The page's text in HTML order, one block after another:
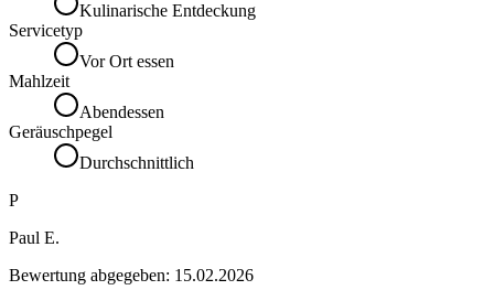
Kulinarische Entdeckung
Servicetyp
Vor Ort essen
Mahlzeit
Abendessen
Geräuschpegel
Durchschnittlich
P
Paul E.
Bewertung abgegeben: 15.02.2026